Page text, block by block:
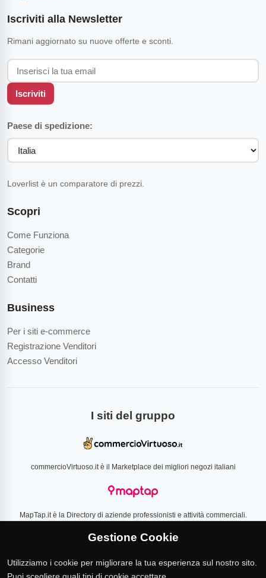
Scopri
Come Funziona
Categorie
Brand
Contatti
Business
Per i siti e-commerce
Registrazione Venditori
Accesso Venditori
Iscriviti alla Newsletter
Rimani aggiornato su nuove offerte e sconti.
Iscriviti
Paese di spedizione:
Loverlist è un comparatore di prezzi.
I siti del gruppo
commercioVirtuoso.it è il Marketplace dei migliori negozi italiani
MapTap.it è la Directory di aziende professionisti e attività commerciali.
Loverlist.com è il comparatore di prezzo CSS certificato Google
Gestione Cookie
Utilizziamo i cookie per migliorare la tua esperienza sul nostro sito.